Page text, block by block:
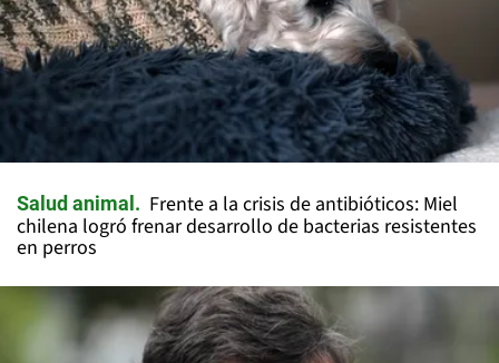
Salud animal
Frente a la crisis de antibióticos: Miel
chilena logró frenar desarrollo de bacterias resistentes
en perros